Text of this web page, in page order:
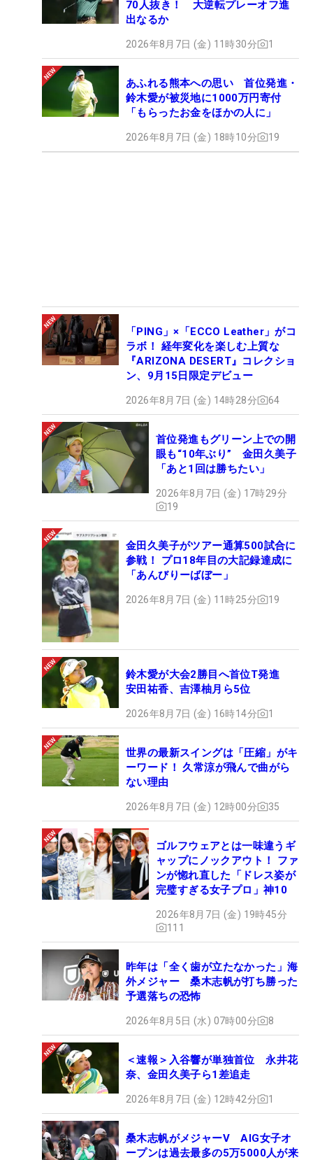
70人抜き！ 大逆転プレーオフ進
出なるか
2026年8月7日 (金) 11時30分 1
あふれる熊本への思い 首位発進・
鈴木愛が被災地に1000万円寄付
「もらったお金をほかの人に」
2026年8月7日 (金) 18時10分 19
「PING」×「ECCO Leather」がコ
ラボ！ 経年変化を楽しむ上質な
『ARIZONA DESERT』コレクショ
ン、9月15日限定デビュー
2026年8月7日 (金) 14時28分 64
首位発進もグリーン上での開
眼も“10年ぶり” 金田久美子
「あと1回は勝ちたい」
2026年8月7日 (金) 17時29分
19
金田久美子がツアー通算500試合に
参戦！ プロ18年目の大記録達成に
「あんびりーばぼー」
2026年8月7日 (金) 11時25分 19
鈴木愛が大会2勝目へ首位T発進
安田祐香、吉澤柚月ら5位
2026年8月7日 (金) 16時14分 1
世界の最新スイングは「圧縮」がキ
ーワード！ 久常涼が飛んで曲がら
ない理由
2026年8月7日 (金) 12時00分 35
ゴルフウェアとは一味違うギ
ャップにノックアウト！ ファ
ンが惚れ直した「ドレス姿が
完璧すぎる女子プロ」神10
2026年8月7日 (金) 19時45分
111
昨年は「全く歯が立たなかった」海
外メジャー 桑木志帆が打ち勝った
予選落ちの恐怖
2026年8月5日 (水) 07時00分 8
＜速報＞入谷響が単独首位 永井花
奈、金田久美子ら1差追走
2026年8月7日 (金) 12時42分 1
桑木志帆がメジャーV AIG女子オ
ープンは過去最多の5万5000人が来